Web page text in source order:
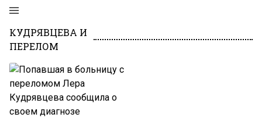
КУДРЯВЦЕВА И
ПЕРЕЛОМ